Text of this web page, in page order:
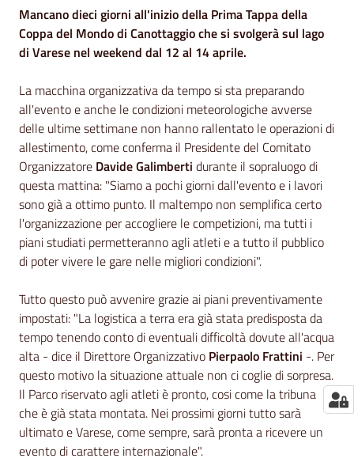
Contenuto
Mancano dieci giorni all'inizio della Prima Tappa della
Coppa del Mondo di Canottaggio che si svolgerà sul lago
di Varese nel weekend dal 12 al 14 aprile.
La macchina organizzativa da tempo si sta preparando
all'evento e anche le condizioni meteorologiche avverse
delle ultime settimane non hanno rallentato le operazioni di
allestimento, come conferma il Presidente del Comitato
Organizzatore Davide Galimberti durante il sopraluogo di
questa mattina: "Siamo a pochi giorni dall'evento e i lavori
sono già a ottimo punto. Il maltempo non semplifica certo
l'organizzazione per accogliere le competizioni, ma tutti i
piani studiati permetteranno agli atleti e a tutto il pubblico
di poter vivere le gare nelle migliori condizioni".
Tutto questo può avvenire grazie ai piani preventivamente
impostati: "La logistica a terra era già stata predisposta da
tempo tenendo conto di eventuali difficoltà dovute all'acqua
alta - dice il Direttore Organizzativo Pierpaolo Frattini -. Per
questo motivo la situazione attuale non ci coglie di sorpresa.
Il Parco riservato agli atleti è pronto, cosi come la tribuna
che è già stata montata. Nei prossimi giorni tutto sarà
ultimato e Varese, come sempre, sarà pronta a ricevere un
evento di carattere internazionale".